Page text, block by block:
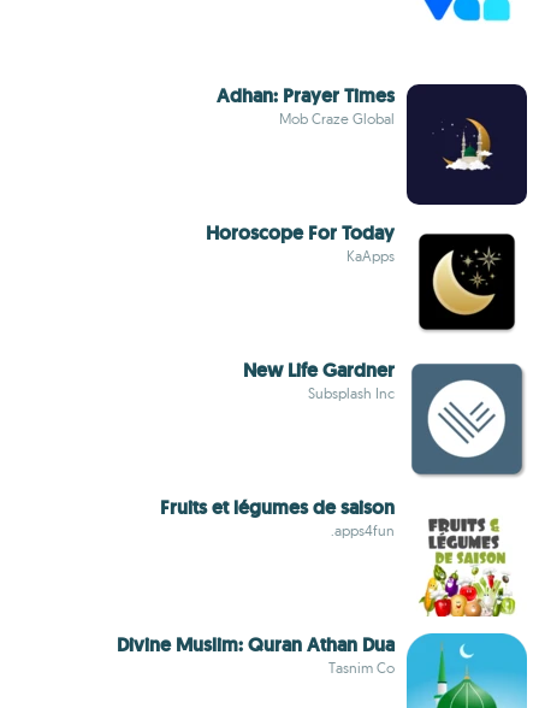
Adhan: Prayer Times
Mob Craze Global
Horoscope For Today
KaApps
New Life Gardner
Subsplash Inc
Fruits et légumes de saison
apps4fun.
Divine Muslim: Quran Athan Dua
Tasnim Co